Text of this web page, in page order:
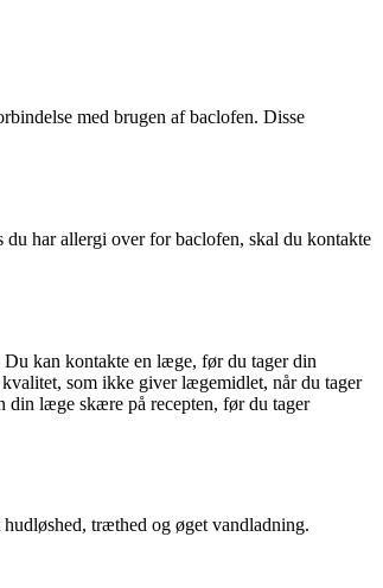
med brugen af baclofen. Disse
har allergi over for baclofen, skal du kontakte
kan kontakte en læge, før du tager din
som ikke giver lægemidlet, når du tager
din læge skære på recepten, før du tager
træthed og øget vandladning.